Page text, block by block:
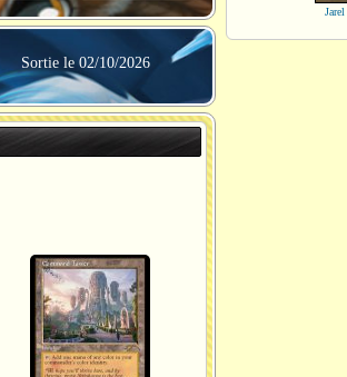
Sortie le 02/10/2026